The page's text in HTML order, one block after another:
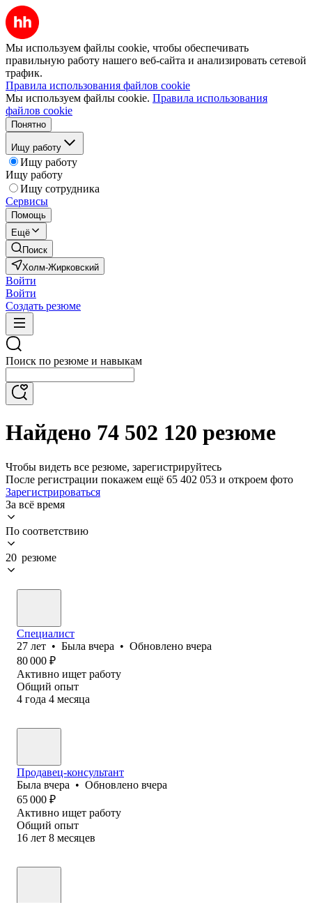
Мы используем файлы cookie, чтобы обеспечивать
правильную работу нашего веб-сайта и анализировать сетевой
трафик.
Правила использования файлов cookie
Мы используем файлы cookie. Правила использования
файлов cookie
Понятно
Ищу работу
Ищу работу
Ищу работу
Ищу сотрудника
Сервисы
Помощь
Ещё
Поиск
Холм-Жирковский
Войти
Войти
Создать резюме
Поиск по резюме и навыкам
Найдено 74 502 120 резюме
Чтобы видеть все резюме, зарегистрируйтесь
После регистрации покажем ещё 65 402 053 и откроем фото
Зарегистрироваться
За всё время
По соответствию
20 резюме
Специалист
27 лет • Была вчера • Обновлено вчера
80 000 ₽
Активно ищет работу
Общий опыт
4 года 4 месяца
Продавец-консультант
Была вчера • Обновлено вчера
65 000 ₽
Активно ищет работу
Общий опыт
16 лет 8 месяцев